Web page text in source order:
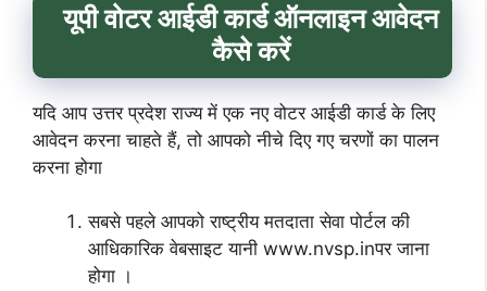
यूपीवोटर आईडी कार्ड ऑनलाइन आवेदन
कैसे करें
यदि आप उत्तर प्रदेश राज्य में एक नए वोटर आईडी कार्ड के लिए
आवेदन करना चाहते हैं, तो आपको नीचे दिए गए चरणों का पालन
करना होगा
सबसे पहले आपको राष्ट्रीय मतदाता सेवा पोर्टल की
आधिकारिक वेबसाइट यानी www.nvsp.inपर जाना
होगा ।